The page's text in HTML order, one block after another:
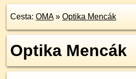
Cesta: OMA» Optika Mencák
Optika Mencák